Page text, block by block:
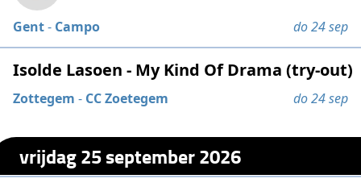
Gent- Campo do 24 sep
Isolde Lasoen - My Kind Of Drama (try-out)
Zottegem - CC Zoetegem do 24 sep
vrijdag 25 september 2026